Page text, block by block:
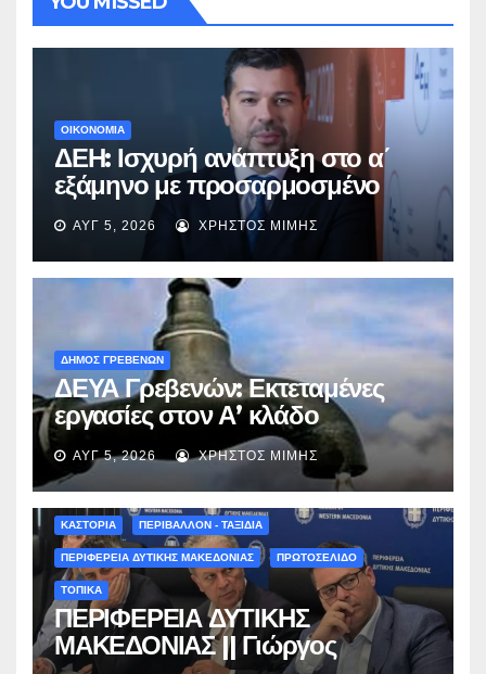
ΟΙΚΟΝΟΜΙΑ
ΔΕΗ: Ισχυρή ανάπτυξη στο α΄
εξάμηνο με προσαρμοσμένο
EBITDA στα €1,2 δισ.
ΑΥΓ 5, 2026 ΧΡΉΣΤΟΣ ΜΊΜΗΣ
ΔΗΜΟΣ ΓΡΕΒΕΝΩΝ
ΔΕΥΑ Γρεβενών: Εκτεταμένες
εργασίες στον Α’ κλάδο
ύδρευσης – Ποιες περιοχές
επηρεάζονται την Πέμπτη
ΑΥΓ 5, 2026 ΧΡΉΣΤΟΣ ΜΊΜΗΣ
ΚΑΣΤΟΡΙΑ ΠΕΡΙΒΑΛΛΟΝ - ΤΑΞΙΔΙΑ
ΠΕΡΙΦΕΡΕΙΑ ΔΥΤΙΚΗΣ ΜΑΚΕΔΟΝΙΑΣ ΠΡΩΤΟΣΕΛΙΔΟ
ΤΟΠΙΚΑ
ΠΕΡΙΦΕΡΕΙΑ ΔΥΤΙΚΗΣ
ΜΑΚΕΔΟΝΙΑΣ || Γιώργος